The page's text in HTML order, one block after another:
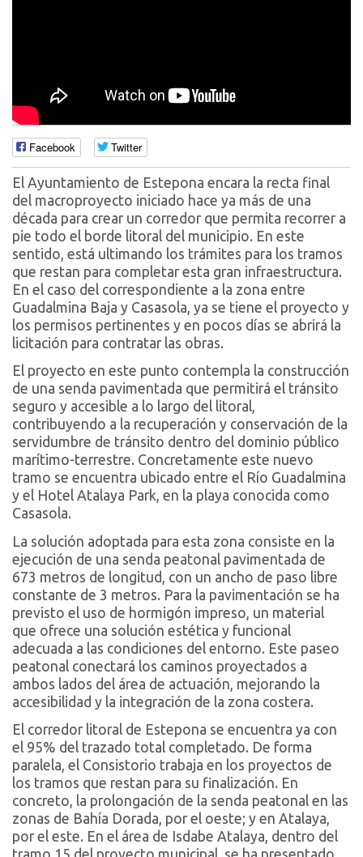
Facebook Twitter
El Ayuntamiento de Estepona encara la recta final
del macroproyecto iniciado hace ya más de una
década para crear un corredor que permita recorrer a
pie todo el borde litoral del municipio. En este
sentido, está ultimando los trámites para los tramos
que restan para completar esta gran infraestructura.
En el caso del correspondiente a la zona entre
Guadalmina Baja y Casasola, ya se tiene el proyecto y
los permisos pertinentes y en pocos días se abrirá la
licitación para contratar las obras.
El proyecto en este punto contempla la construcción
de una senda pavimentada que permitirá el tránsito
seguro y accesible a lo largo del litoral,
contribuyendo a la recuperación y conservación de la
servidumbre de tránsito dentro del dominio público
marítimo-terrestre. Concretamente este nuevo
tramo se encuentra ubicado entre el Río Guadalmina
y el Hotel Atalaya Park, en la playa conocida como
Casasola.
La solución adoptada para esta zona consiste en la
ejecución de una senda peatonal pavimentada de
673 metros de longitud, con un ancho de paso libre
constante de 3 metros. Para la pavimentación se ha
previsto el uso de hormigón impreso, un material
que ofrece una solución estética y funcional
adecuada a las condiciones del entorno. Este paseo
peatonal conectará los caminos proyectados a
ambos lados del área de actuación, mejorando la
accesibilidad y la integración de la zona costera.
El corredor litoral de Estepona se encuentra ya con
el 95% del trazado total completado. De forma
paralela, el Consistorio trabaja en los proyectos de
los tramos que restan para su finalización. En
concreto, la prolongación de la senda peatonal en las
zonas de Bahía Dorada, por el oeste; y en Atalaya,
por el este. En el área de Isdabe Atalaya, dentro del